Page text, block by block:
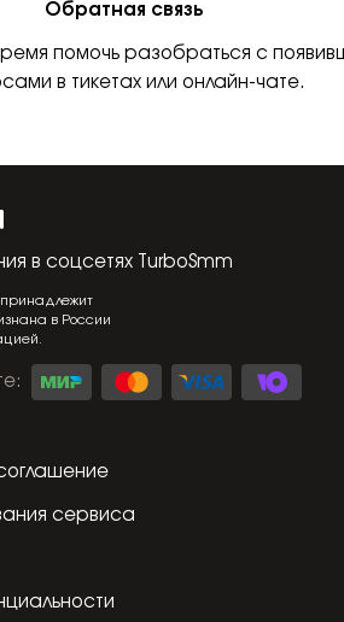
Обратная связь
помочь разобраться с
в тикетах или онлайн-чате.
в соцсетях TurboSmm
в России
:
сервиса